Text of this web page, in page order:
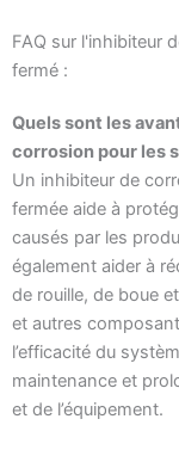
FAQ sur l'inhibiteur
fermé :
Quels sont les
corrosion pour les
Un inhibiteur de
fermée aide à
causés par les
également aider à
de rouille, de boue
et autres
l’efficacité du
maintenance et
et de l’équipement.